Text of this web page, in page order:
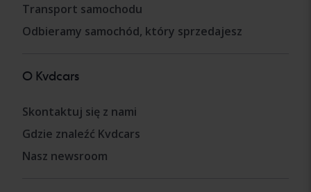
Transport samochodu
Odbieramy samochód, który sprzedajesz
O Kvdcars
Skontaktuj się z nami
Gdzie znaleźć Kvdcars
Nasz newsroom